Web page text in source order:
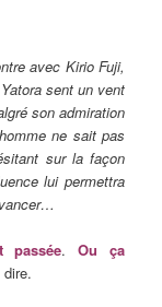
avec Kirio Fuji,
sent un vent
son admiration
ne sait pas
sur la façon
lui permettra
.Ou ça